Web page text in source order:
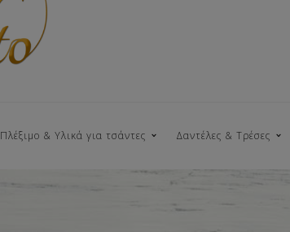
Πλέξιμο & Υλικά για τσάντες Δαντέλες & Τρέσες